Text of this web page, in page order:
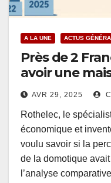
A LA UNE ACTUS
Près de 2
avoir une
AVR 29, 2025
Rothelec, le
économique et
voulu savoir si la
de la domotique
l’analyse